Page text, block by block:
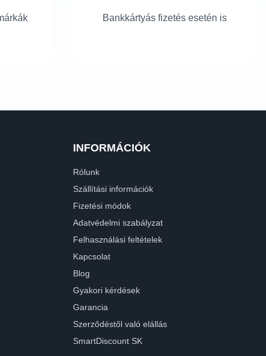
Bankkártyás fizetés esetén is
INFORMÁCIÓK
Rólunk
Szállítási információk
Fizetési módok
Adatvédelmi szabályzat
Felhasználási feltételek
Kapcsolat
Blog
Gyakori kérdések
Garancia
Szerződéstől való elállás
SmartDiscount SK